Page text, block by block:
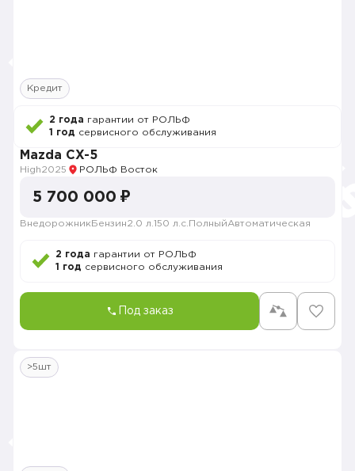
Кредит
2 года гарантии от РОЛЬФ
1 год сервисного обслуживания
Mazda CX-5
High2025 РОЛЬФ Восток
5 700 000 ₽
Внедорожник Бензин2.0 л. 150 л.с. ПолныйАвтоматическая
2 года гарантии от РОЛЬФ
1 год сервисного обслуживания
Под заказ
>5шт